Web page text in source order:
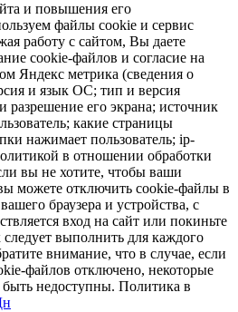
и повышения его
файлы cookie и сервис
работу с сайтом, Вы даете
cookie-файлов и согласие на
Яндекс метрика (сведения о
и язык ОС; тип и версия
разрешение его экрана; источник
какие страницы
нажимает пользователь; ip-
в отношении обработки
вы не хотите, чтобы ваши
можете отключить cookie-файлы в
браузера и устройства, с
вход на сайт или покиньте
выполнить для каждого
внимание, что в случае, если
файлов отключено, некоторые
недоступны. Политика в